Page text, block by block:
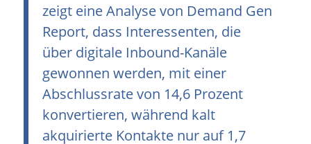
zeigt eine Analyse von Demand Gen
Report, dass Interessenten, die
über digitale Inbound-Kanäle
gewonnen werden, mit einer
Abschlussrate von 14,6 Prozent
konvertieren, während kalt
akquirierte Kontakte nur auf 1,7